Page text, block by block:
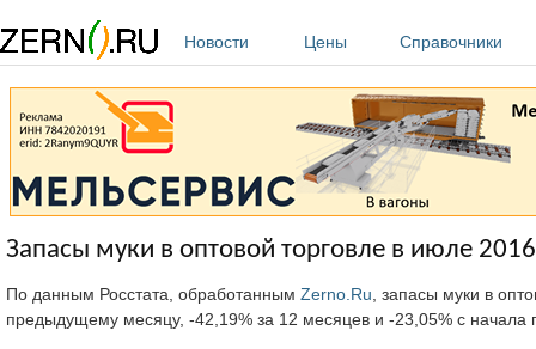
Новости
Цены Справочники
Запасы муки в оптовой торговле в июле
По данным Росстата, обработанным Zerno.Ru , запасы муки в
предыдущему месяцу, -42,19% за 12 месяцев и -23,05% с начала